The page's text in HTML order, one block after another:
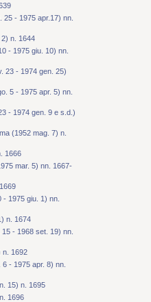
25 - 1975 apr.17) nn.
n. 1644
- 1975 giu. 10) nn.
23 - 1974 gen. 25)
5 - 1975 apr. 5) nn.
- 1974 gen. 9 e s.d.)
(1952 mag. 7) n.
1666
mar. 5) nn. 1667-
1975 giu. 1) nn.
n. 1674
- 1968 set. 19) nn.
n. 1692
- 1975 apr. 8) nn.
15) n. 1695
1696